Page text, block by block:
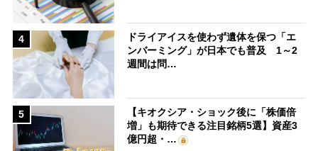
4
ドライアイスを使わず遺体を保つ「エ
ンバーミング」が日本でも普及 1～2
週間は問…
5
【キオクシア・ショック後に「株価倍
増」も期待できる注目銘柄5選】資産3
億円超・…